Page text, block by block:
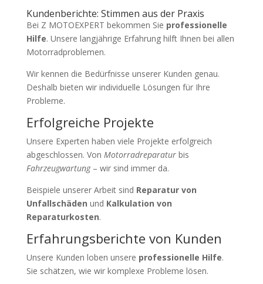
Kundenberichte: Stimmen aus der Praxis
Bei Z MOTOEXPERT bekommen Sie professionelle
Hilfe. Unsere langjährige Erfahrung hilft Ihnen bei allen
Motorradproblemen.
Wir kennen die Bedürfnisse unserer Kunden genau.
Deshalb bieten wir individuelle Lösungen für Ihre
Probleme.
Erfolgreiche Projekte
Unsere Experten haben viele Projekte erfolgreich
abgeschlossen. Von Motorradreparaturbis
Fahrzeugwartung– wir sind immer da.
Beispiele unserer Arbeit sind Reparatur von
Unfallschäden und Kalkulation von
Reparaturkosten.
Erfahrungsberichte von Kunden
Unsere Kunden loben unsere professionelle Hilfe.
Sie schätzen, wie wir komplexe Probleme lösen.